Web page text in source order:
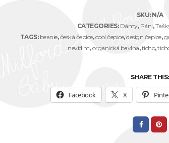
růžová
quantity
SKU: N/A
CATEGORIES: Dámy, Páni,
TAGS: beanie,česká čepice,cool čepice,design čepice,
nevidim,organická bavlna,ticho,
SHARE THIS:
Facebook X